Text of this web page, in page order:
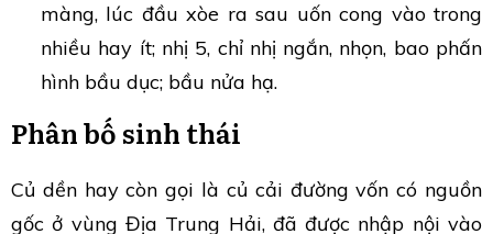
màng, lúc đầu xòe ra sau uốn cong vào trong
nhiều hay ít; nhị 5, chỉ nhị ngắn, nhọn, bao phấn
hình bầu dục; bầu nửa hạ.
Phân bố sinh thái
Củ dền hay còn gọi là củ cải đường vốn có nguồn
gốc ở vùng Địa Trung Hải, đã được nhập nội vào